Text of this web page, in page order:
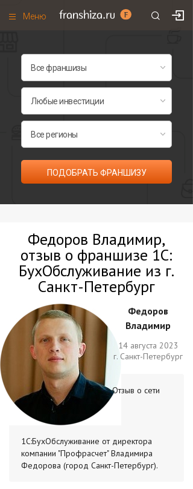
Меню
Франшизы по категориям
ПОДОБРАТЬ ФРАНШИЗУ
Федоров Владимир,
отзыв о франшизе 1С:
БухОбслуживание из г.
Санкт-Петербург
Федоров
Владимир
14 августа 2023
г. Санкт-Петербург
Отзыв о сети
1С:БухОбслуживание от директора
компании "Профрасчет" Владимира
Федорова (город Санкт-Петербург).